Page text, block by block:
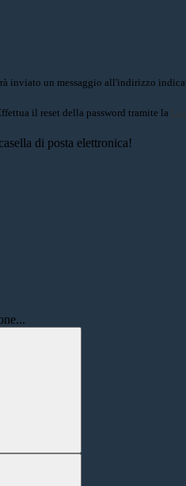
inviato un messaggio all'indirizzo
il reset della password tramite la
di posta elettronica!